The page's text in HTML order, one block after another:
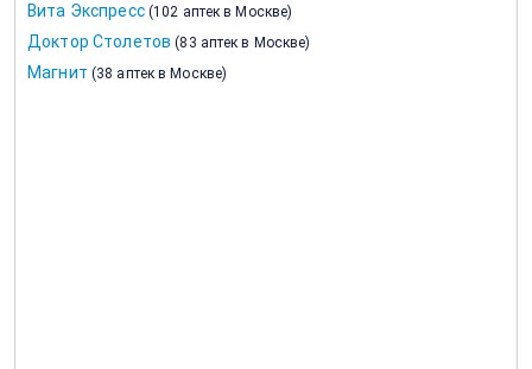
Вита Экспресс (102 аптек в Москве)
Доктор Столетов (83 аптек в Москве)
Магнит (38 аптек в Москве)